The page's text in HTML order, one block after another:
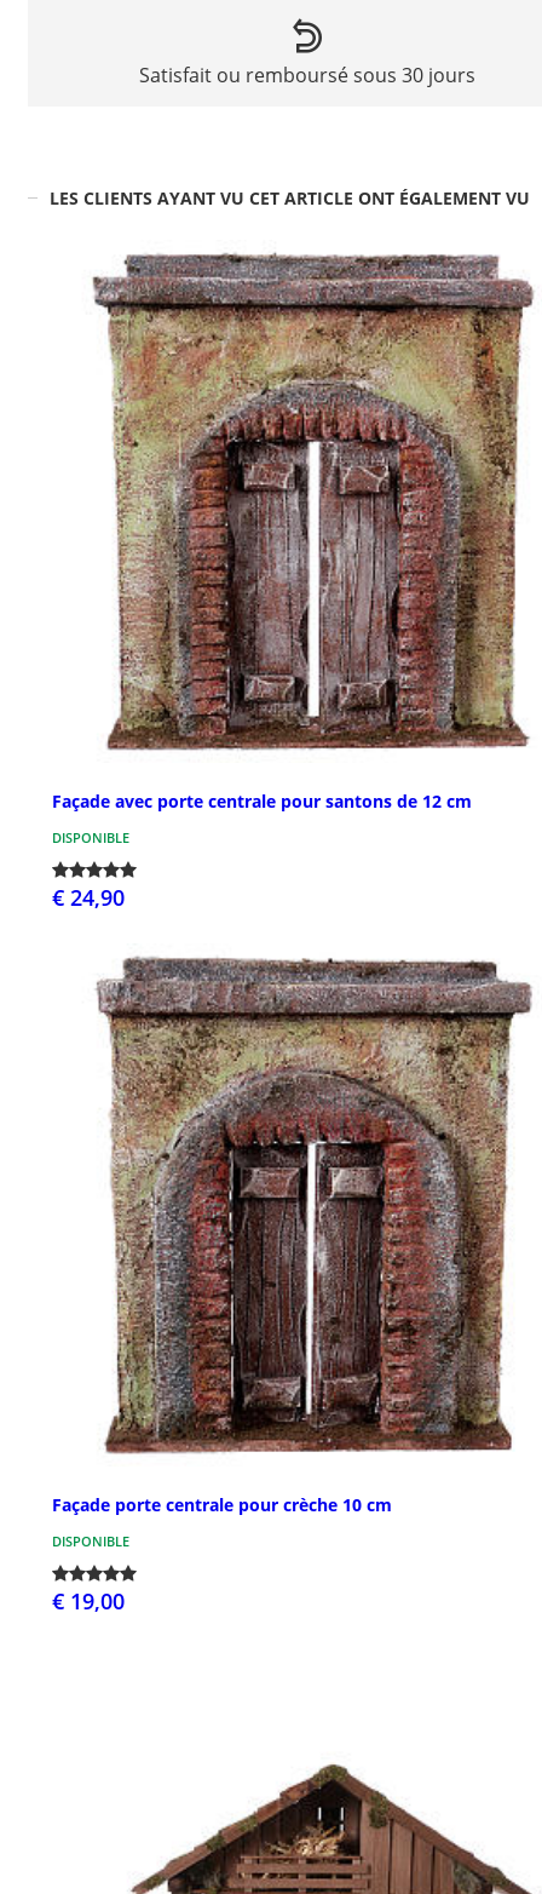
Satisfait ou remboursé sous 30 jours
LES CLIENTS AYANT VU CET ARTICLE ONT ÉGALEMENT VU
Façade avec porte centrale pour santons de 12 cm
DISPONIBLE
€ 24,90
Façade porte centrale pour crèche 10 cm
DISPONIBLE
€ 19,00